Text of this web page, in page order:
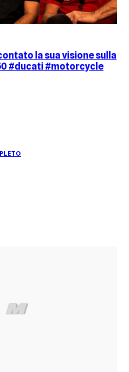
la sua visione sulla
#ducati #motorcycle